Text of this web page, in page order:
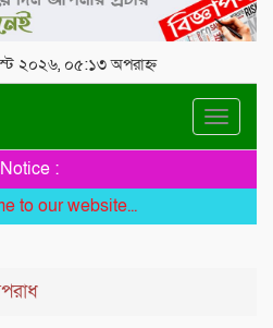
২০২৬, ০৫:১৩ অপরাহ্ন
Toggle
Notice :
website...